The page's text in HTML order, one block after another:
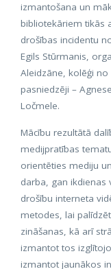
izmantošana un
bibliotekāriem tikās
drošības incidentu
Egils Stūrmanis,
Aleidzāne, kolēģi
pasniedzēji –
Ločmele.
Mācību rezultātā
medijpratības
orientēties mediju
darba, gan ikdienas
drošību interneta
metodes, lai
zināšanas, kā arī
izmantot tos
izmantot jaunākos